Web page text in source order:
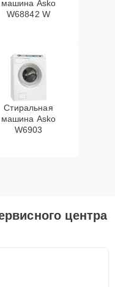
машина Asko
W68842 W
Стиральная
машина Asko
W6903
центра